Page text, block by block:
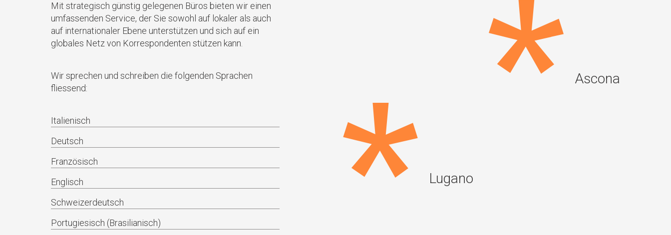
Mit strategisch günstig gelegenen Büros bieten wir einen
umfassenden Service, der Sie sowohl auf lokaler als auch
auf internationaler Ebene unterstützen und sich auf ein
globales Netz von Korrespondenten stützen kann.
Wir sprechen und schreiben die folgenden Sprachen
fliessend:
Italienisch
Deutsch
Französisch
Englisch
Schweizerdeutsch
Portugiesisch (Brasilianisch)
Ascona
Lugano